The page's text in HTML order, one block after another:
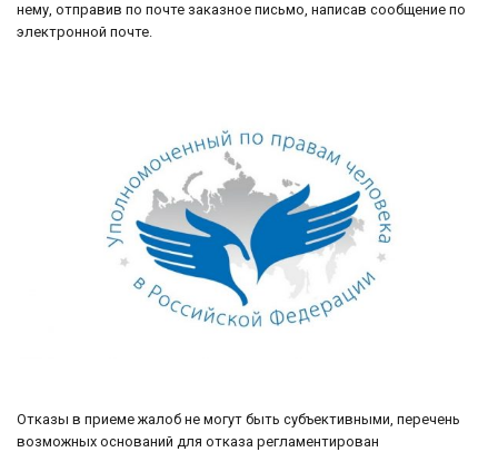
нему, отправив по почте заказное письмо, написав сообщение по
электронной почте.
Отказы в приеме жалоб не могут быть субъективными, перечень
возможных оснований для отказа регламентирован